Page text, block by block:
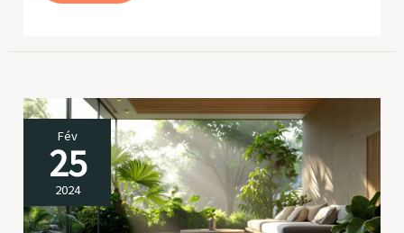
Fév
25
2024
Créer
un
lien
entre